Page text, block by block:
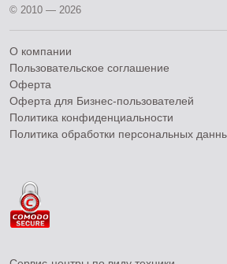
© 2010 — 2026
О компании
Пользовательское соглашение
Оферта
Оферта для Бизнес-пользователей
Политика конфиденциальности
Политика обработки персональных